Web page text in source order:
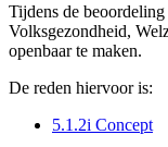
Tijdens de
Volksgezondheid,
openbaar te maken.
De reden hiervoor is:
5.1.2i Concept